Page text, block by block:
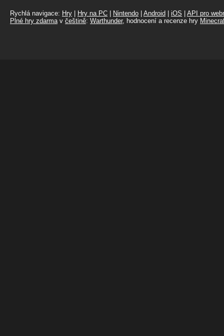
Rychlá navigace: Hry Hry na PC Nintendo Android iOS
API pro
Plné hry zdarmav češtině: Warthunder, hodnocení a recenze hry